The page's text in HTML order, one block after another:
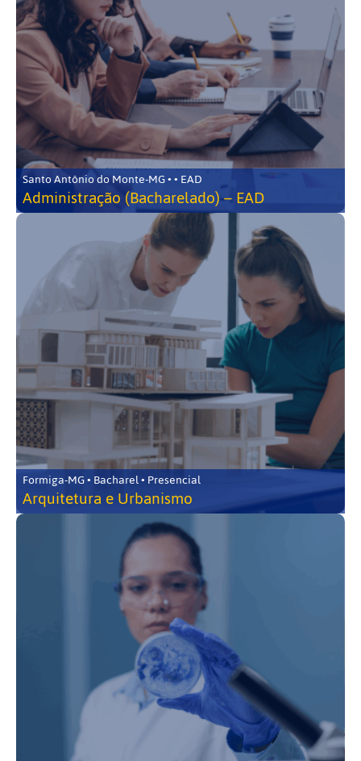
Santo Antônio do Monte-MG • • EAD
Administração (Bacharelado) – EAD
Formiga-MG • Bacharel • Presencial
Arquitetura e Urbanismo